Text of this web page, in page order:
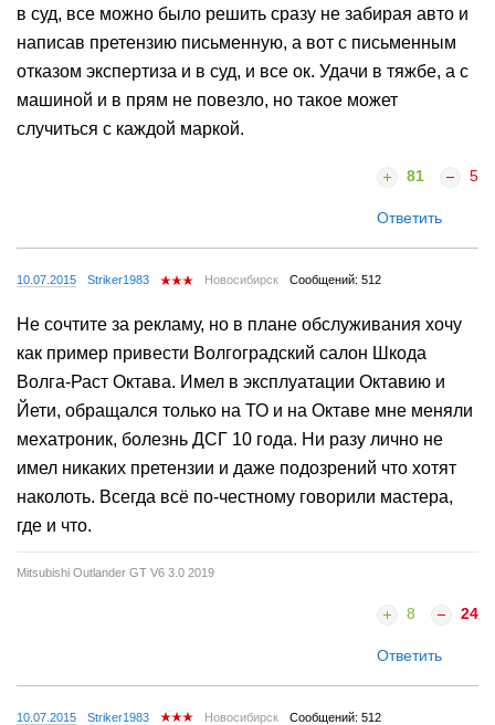
в суд, все можно было решить сразу не забирая авто и
написав претензию письменную, а вот с письменным
отказом экспертиза и в суд, и все ок. Удачи в тяжбе, а с
машиной и в прям не повезло, но такое может
случиться с каждой маркой.
81 5
Ответить
10.07.2015 Striker1983 Новосибирск Сообщений: 512
Не сочтите за рекламу, но в плане обслуживания хочу
как пример привести Волгоградский салон Шкода
Волга-Раст Октава. Имел в эксплуатации Октавию и
Йети, обращался только на ТО и на Октаве мне меняли
мехатроник, болезнь ДСГ 10 года. Ни разу лично не
имел никаких претензии и даже подозрений что хотят
наколоть. Всегда всё по-честному говорили мастера,
где и что.
Mitsubishi Outlander GT V6 3.0 2019
8 24
Ответить
10.07.2015 Striker1983 Новосибирск Сообщений: 512